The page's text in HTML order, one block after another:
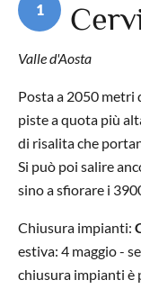
1
Valle d'Aosta
Posta a 2050 metri
piste a quota più
di risalita che
Si può poi salire
sino a sfiorare i
Chiusura impianti:
estiva: 4 maggio -
chiusura impianti è